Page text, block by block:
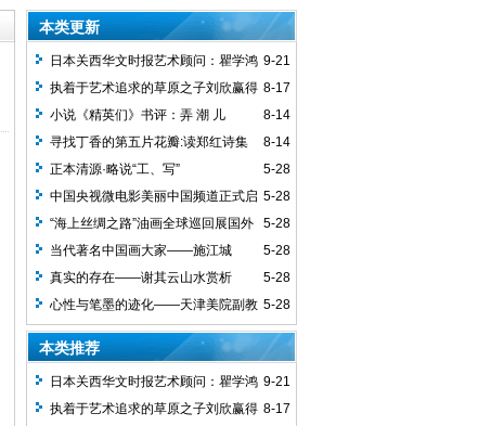
本类更新
9-21
日本关西华文时报艺术顾问：瞿学鸿
8-17
执着于艺术追求的草原之子刘欣赢得
多方赞誉
8-14
小说《精英们》书评：弄 潮 儿
8-14
寻找丁香的第五片花瓣:读郑红诗集
有感
5-28
正本清源·略说“工、写”
5-28
中国央视微电影美丽中国频道正式启
动
5-28
“海上丝绸之路”油画全球巡回展国外
首站在泰国启动
5-28
当代著名中国画大家——施江城
5-28
真实的存在——谢其云山水赏析
5-28
心性与笔墨的迹化——天津美院副教
授闫勇的山水画
本类推荐
9-21
日本关西华文时报艺术顾问：瞿学鸿
8-17
执着于艺术追求的草原之子刘欣赢得